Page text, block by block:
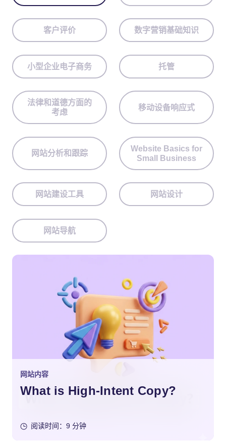
客户评价 数字营销基础知识
小型企业电子商务 托管
法律和道德方面的
考虑
移动设备响应式
网站分析和跟踪
Website Basics for
Small Business
网站建设工具 网站设计
网站导航
网站内容
What is High-Intent Copy?
阅读时间：9 分钟